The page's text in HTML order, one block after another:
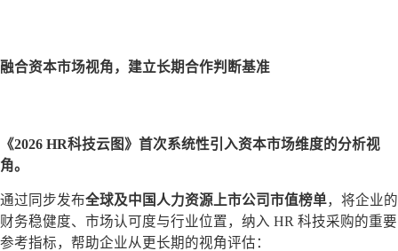
融合资本市场视角，建立长期合作判断基准
《2026 HR科技云图》首次系统性引入资本市场维度的分析视
角。
通过同步发布全球及中国人力资源上市公司市值榜单，将企业的
财务稳健度、市场认可度与行业位置，纳入 HR 科技采购的重要
参考指标，帮助企业从更长期的视角评估：